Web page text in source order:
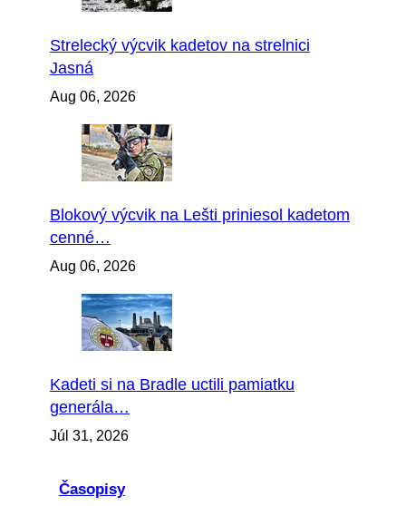
Strelecký výcvik kadetov na strelnici
Jasná
Aug 06, 2026
Blokový výcvik na Lešti priniesol kadetom
cenné…
Aug 06, 2026
Kadeti si na Bradle uctili pamiatku
generála…
Júl 31, 2026
Časopisy